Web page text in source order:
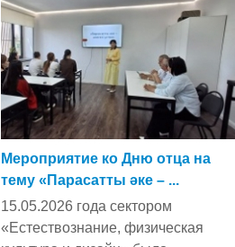
Мероприятие ко Дню отца на
тему «Парасатты әке – ...
15.05.2026 года сектором
«Естествознание, физическая